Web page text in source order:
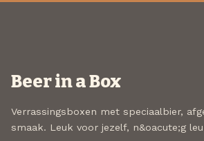
Beer in a Box
Verrassingsboxen met speciaalbier,
smaak. Leuk voor jezelf, n&oacute;g